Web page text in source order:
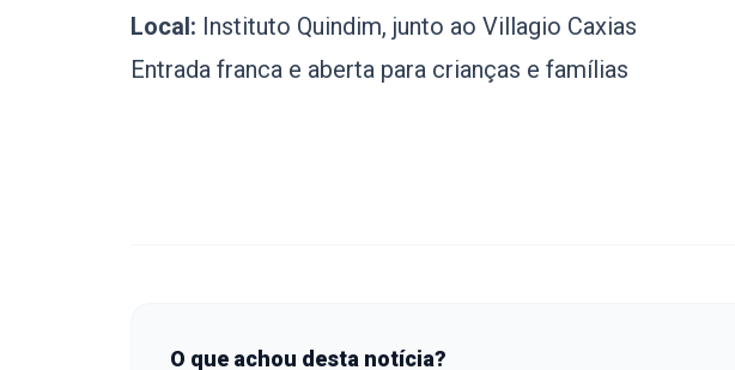
Local: Instituto Quindim, junto ao Villagio Caxias
Entrada franca e aberta para crianças e famílias
O que achou desta notícia?